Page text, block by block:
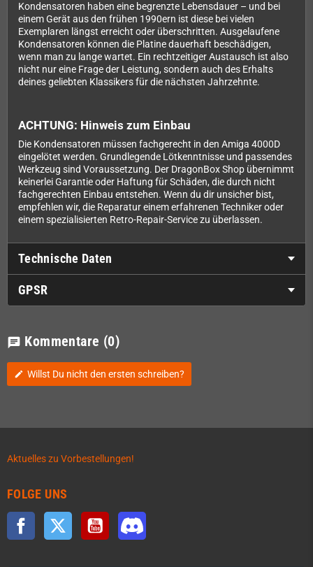
Kondensatoren haben eine begrenzte Lebensdauer – und bei
einem Gerät aus den frühen 1990ern ist diese bei vielen
Exemplaren längst erreicht oder überschritten. Ausgelaufene
Kondensatoren können die Platine dauerhaft beschädigen,
wenn man zu lange wartet. Ein rechtzeitiger Austausch ist also
nicht nur eine Frage der Leistung, sondern auch des Erhalts
deines geliebten Klassikers für die nächsten Jahrzehnte.
ACHTUNG: Hinweis zum Einbau
Die Kondensatoren müssen fachgerecht in den Amiga 4000D
eingelötet werden. Grundlegende Lötkenntnisse und passendes
Werkzeug sind Voraussetzung. Der DragonBox Shop übernimmt
keinerlei Garantie oder Haftung für Schäden, die durch nicht
fachgerechten Einbau entstehen. Wenn du dir unsicher bist,
empfehlen wir, die Reparatur einem erfahrenen Techniker oder
einem spezialisierten Retro-Repair-Service zu überlassen.
Technische Daten
GPSR
chat Kommentare (0)
edit Willst Du nicht den ersten schreiben?
Aktuelles zu Vorbestellungen!
FOLGE UNS
Facebook Twitter YouTube